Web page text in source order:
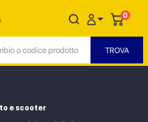
0
e scooter